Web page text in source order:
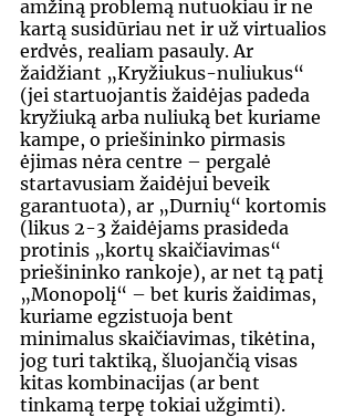
amžiną problemą nutuokiau ir ne
kartą susidūriau net ir už virtualios
erdvės, realiam pasauly. Ar
žaidžiant „Kryžiukus-nuliukus“
(jei startuojantis žaidėjas padeda
kryžiuką arba nuliuką bet kuriame
kampe, o priešininko pirmasis
ėjimas nėra centre – pergalė
startavusiam žaidėjui beveik
garantuota), ar „Durnių“ kortomis
(likus 2-3 žaidėjams prasideda
protinis „kortų skaičiavimas“
priešininko rankoje), ar net tą patį
„Monopolį“ – bet kuris žaidimas,
kuriame egzistuoja bent
minimalus skaičiavimas, tikėtina,
jog turi taktiką, šluojančią visas
kitas kombinacijas (ar bent
tinkamą terpę tokiai užgimti).